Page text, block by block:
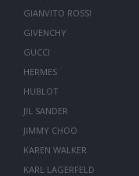
GIANVITO ROSSI
GIVENCHY
GUCCI
HERMES
HUBLOT
JIL SANDER
JIMMY CHOO
KAREN WALKER
KARL LAGERFELD